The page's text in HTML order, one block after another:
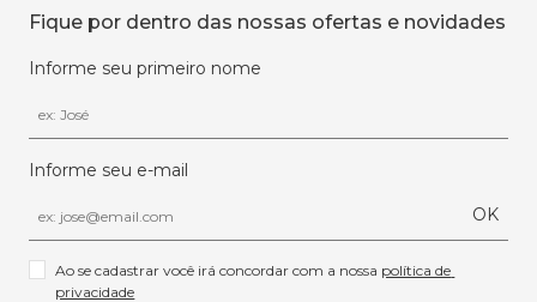
Fique por dentro das nossas ofertas e novidades
Informe seu primeiro nome
Informe seu e-mail
OK
Ao se cadastrar você irá concordar com a nossa política de
privacidade